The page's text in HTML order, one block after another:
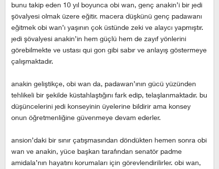
bunu takip eden 10 yıl boyunca obi wan, genç anakin’i bir jedi
şövalyesi olmak üzere eğitir. macera düşkünü genç padawanı
eğitmek obi wan’ı yaşının çok üstünde zeki ve alaycı yapmıştır.
jedi şövalyesi anakin’in hem güçlü hem de zayıf yönlerini
görebilmekte ve ustası qui gon gibi sabır ve anlayış göstermeye
çalışmaktadır.
anakin geliştikçe, obi wan da, padawan’ının gücü yüzünden
tehlikeli bir şekilde küstahlaştığını fark edip, telaşlanmaktadır. bu
düşüncelerini jedi konseyinin üyelerine bildirir ama konsey
onun öğretmenliğine güvenmeye devam ederler.
ansion’daki bir sınır çatışmasından döndükten hemen sonra obi
wan ve anakin, yüce başkan tarafından senatör padme
amidala’nın hayatını korumaları için görevlendirilirler. obi wan,